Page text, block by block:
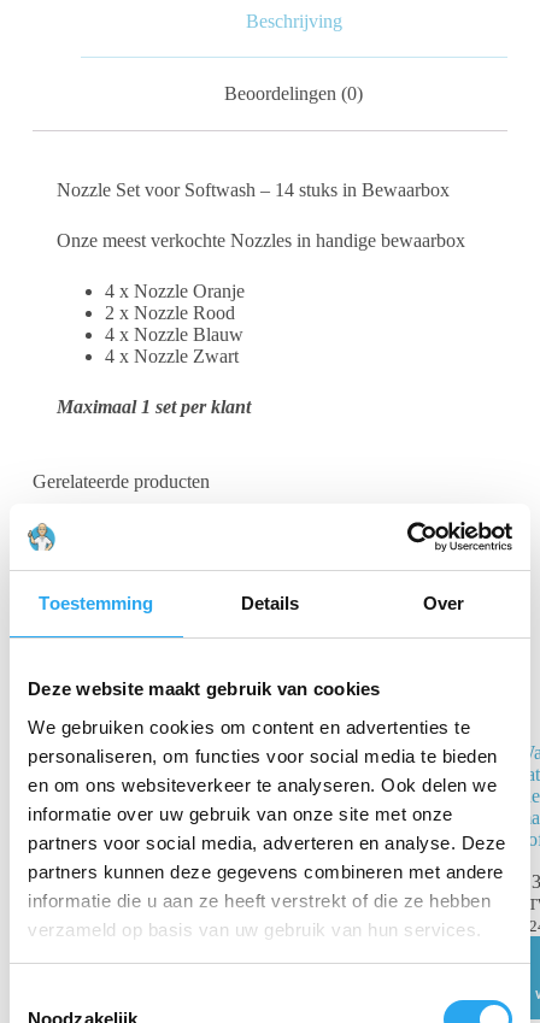
Toestemming Details Over
Deze website maakt gebruik van cookies
We gebruiken cookies om content en advertenties te
personaliseren, om functies voor social media te bieden
en om ons websiteverkeer te analyseren. Ook delen we
informatie over uw gebruik van onze site met onze
partners voor social media, adverteren en analyse. Deze
partners kunnen deze gegevens combineren met andere
informatie die u aan ze heeft verstrekt of die ze hebben
verzameld op basis van uw gebruik van hun services.
Noodzakelijk
Beschrijving
Beoordelingen (0)
Nozzle Set voor Softwash – 14 stuks in Bewaarbox
Onze meest verkochte Nozzles in handige bewaarbox
4 x Nozzle Oranje
2 x Nozzle Rood
4 x Nozzle Blauw
4 x Nozzle Zwart
Maximaal 1 set per klant
Gerelateerde producten
Nevelsproeikop
€ 12,04 incl.
BTW
Toevoegen
aan
winkelwagen